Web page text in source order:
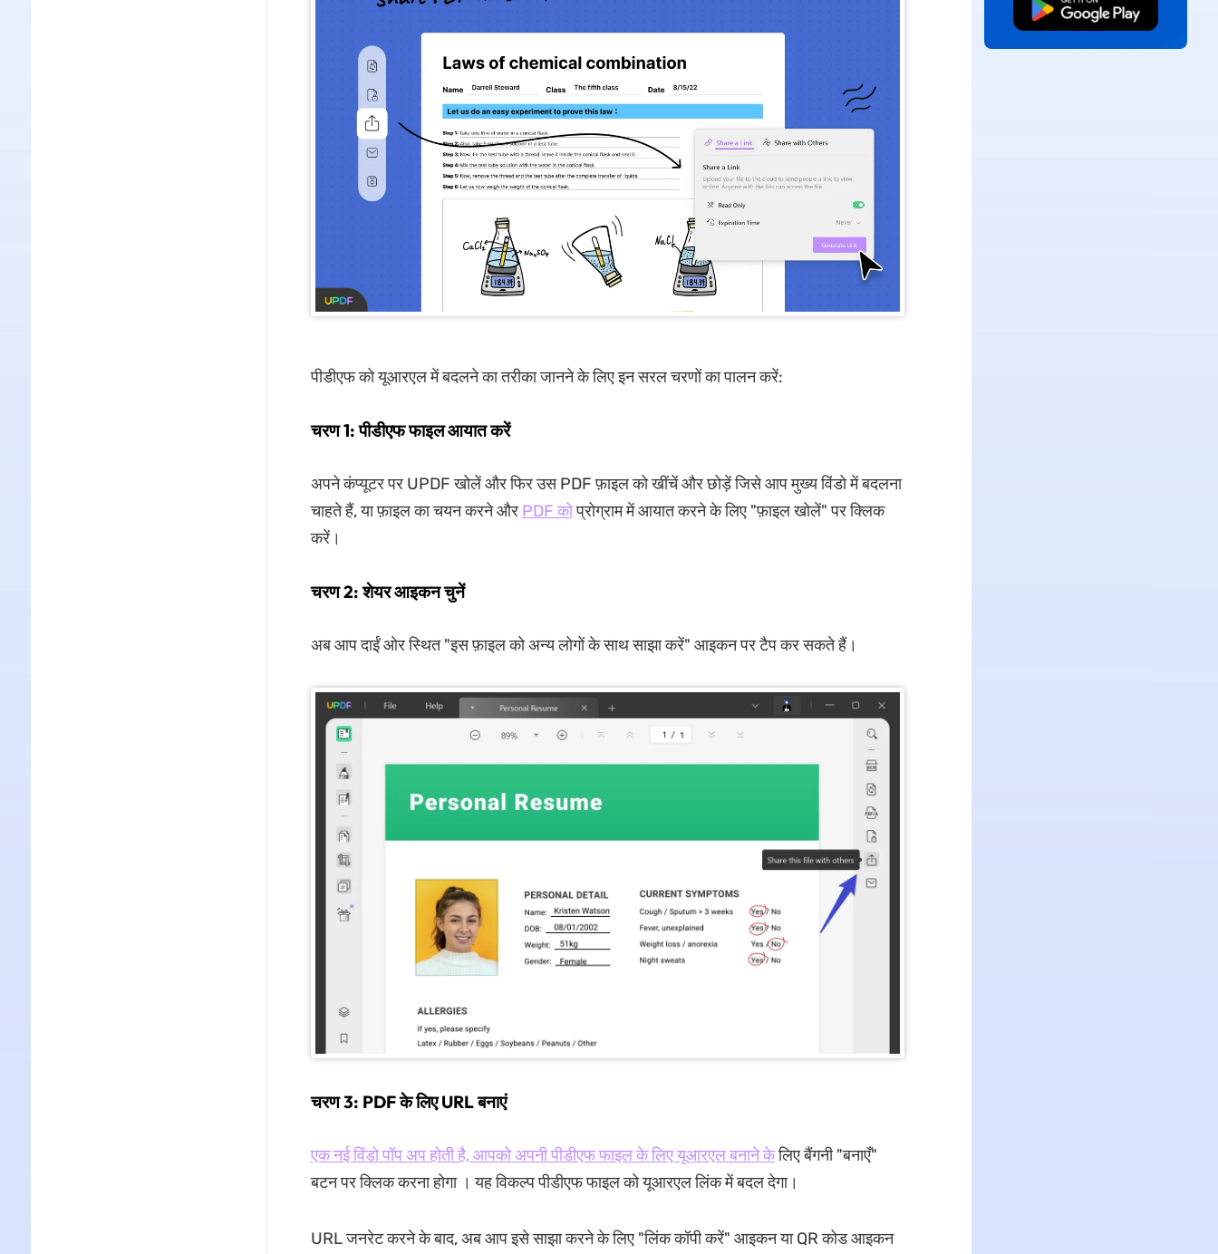
पीडीएफ को यूआरएल में बदलने का तरीका जानने के लिए इन सरल चरणों का पालन करें:
चरण 1: पीडीएफ फाइल आयात करें
अपने कंप्यूटर पर UPDF खोलें और फिर उस PDF फ़ाइल को खींचें और छोड़ें जिसे आप मुख्य विंडो में बदलना
चाहते हैं, या फ़ाइल का चयन करने और PDF कोप्रोग्राम में आयात करने के लिए "फ़ाइल खोलें" पर क्लिक
करें।
चरण 2: शेयर आइकन चुनें
अब आप दाईं ओर स्थित "इस फ़ाइल को अन्य लोगों के साथ साझा करें" आइकन पर टैप कर सकते हैं।
चरण 3: PDF के लिए URL बनाएं
एक नई विंडो पॉप अप होती है, आपको अपनी पीडीएफ फाइल के लिए यूआरएल बनाने केलिए बैंगनी "बनाएँ"
बटन पर क्लिक करना होगा । यह विकल्प पीडीएफ फाइल को यूआरएल लिंक में बदल देगा।
URL जनरेट करने के बाद, अब आप इसे साझा करने के लिए "लिंक कॉपी करें" आइकन या QR कोड आइकन
मुफ्त डाउनलोड